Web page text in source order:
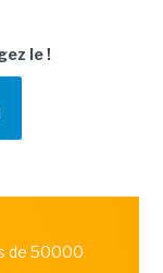
le !
de 50000